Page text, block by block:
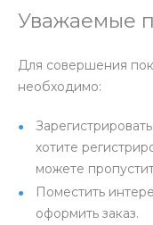
Уважаемые
Для совершения
необходимо:
хотите
можете
Поместить
оформить заказ.